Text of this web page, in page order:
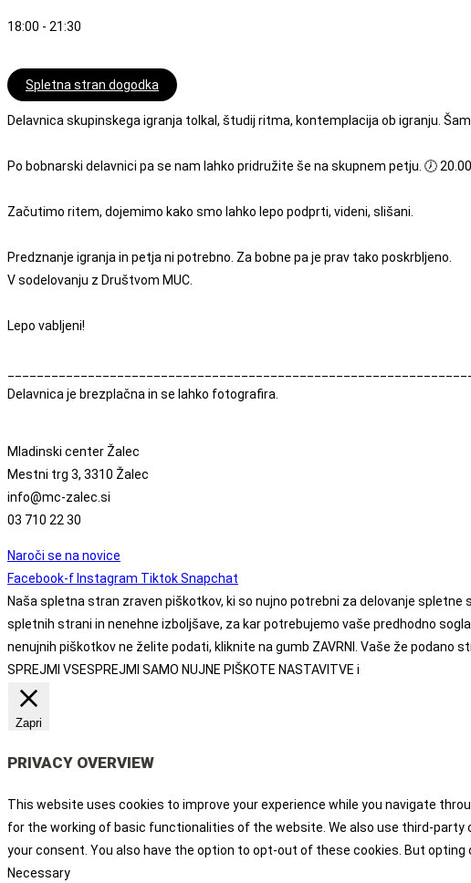
18:00 - 21:30
Spletna stran dogodka
Delavnica skupinskega igranja tolkal, študij ritma, kontemplacija ob igranju.
Po bobnarski delavnici pa se nam lahko pridružite še na skupnem petju. 🕖 20.00
Začutimo ritem, dojemimo kako smo lahko lepo podprti, videni, slišani.
Predznanje igranja in petja ni potrebno. Za bobne pa je prav tako poskrbljeno.
V sodelovanju z Društvom MUC.
Lepo vabljeni!
Delavnica je brezplačna in se lahko fotografira.
Mladinski center Žalec
Mestni trg 3, 3310 Žalec
info@mc-zalec.si
03 710 22 30
Naroči se na novice
Facebook-f Instagram TiktokSnapchat
Naša spletna stran zraven piškotkov, ki so nujno potrebni za delovanje
spletnih strani in nenehne izboljšave, za kar potrebujemo vaše predhodno
nenujnih piškotkov ne želite podati, kliknite na gumb ZAVRNI. Vaše že podano
SPREJMI VSESPREJMI SAMO NUJNE PIŠKOTE NASTAVITVE i
Zapri
PRIVACY OVERVIEW
This website uses cookies to improve your experience while you navigate
for the working of basic functionalities of the website. We also use third-
your consent. You also have the option to opt-out of these cookies. But
Necessary